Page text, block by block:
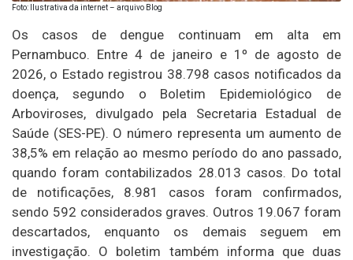
Foto: Ilustrativa da internet – arquivo Blog
Os casos de dengue continuam em alta em
Pernambuco. Entre 4 de janeiro e 1º de agosto de
2026, o Estado registrou 38.798 casos notificados da
doença, segundo o Boletim Epidemiológico de
Arboviroses, divulgado pela Secretaria Estadual de
Saúde (SES-PE). O número representa um aumento de
38,5% em relação ao mesmo período do ano passado,
quando foram contabilizados 28.013 casos. Do total
de notificações, 8.981 casos foram confirmados,
sendo 592 considerados graves. Outros 19.067 foram
descartados, enquanto os demais seguem em
investigação. O boletim também informa que duas